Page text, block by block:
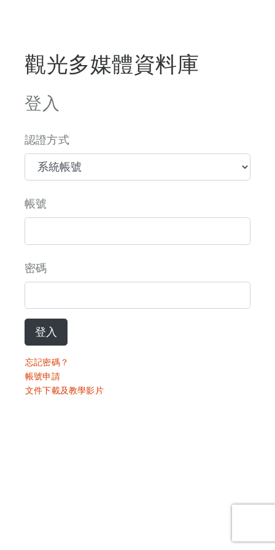
觀光多媒體資料庫
登入
認證方式
帳號
密碼
登入
忘記密碼？
帳號申請
文件下載及教學影片